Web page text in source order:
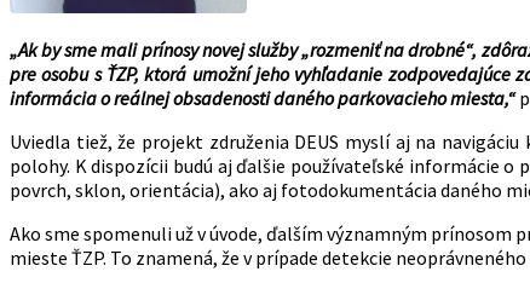
„Ak by sme mali prínosy novej služby „rozmeniť na drobné“,
pre osobu s ŤZP, ktorá umožní jeho vyhľadanie
informácia o reálnej obsadenosti daného parkovacieho miesta,“
Uviedla tiež, že projekt združenia DEUS myslí aj na
polohy. K dispozícii budú aj ďalšie používateľské informácie o
povrch, sklon, orientácia), ako aj fotodokumentácia daného
Ako sme spomenuli už v úvode, ďalším významným
mieste ŤZP. To znamená, že v prípade detekcie